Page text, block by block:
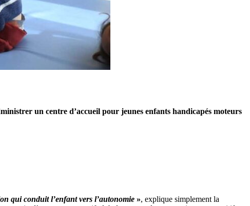
un centre d’accueil pour jeunes enfants handicapés moteurs
qui conduit l’enfant vers l’autonomie », explique simplement la